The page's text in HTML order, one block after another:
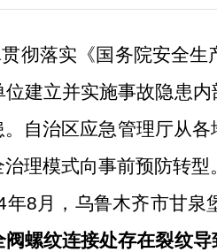
彻落实《国务院安全
建立并实施事故隐患
自治区应急管理厅从
理模式向事前预防转型。
年8月，乌鲁木齐市甘泉
螺纹连接处存在裂纹